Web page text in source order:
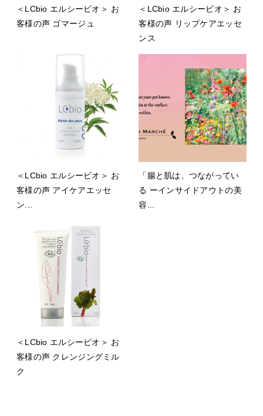
＜LCbio エルシービオ＞ お
客様の声 ゴマージュ
＜LCbio エルシービオ＞ お
客様の声 リップケアエッセ
ンス
＜LCbio エルシービオ＞ お
客様の声 アイケアエッセ
ン...
「腸と肌は、つながってい
る ーインサイドアウトの美
容...
＜LCbio エルシービオ＞ お
客様の声 クレンジングミル
ク